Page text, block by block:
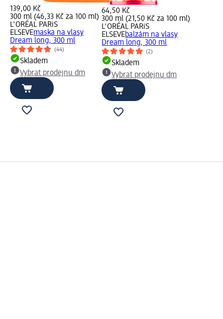
139,00 Kč
300 ml (46,33 Kč za 100 ml)
L'ORÉAL PARiS
ELSEVEmaska na vlasy
Dream long, 300 ml
(44)
Skladem
Vybrat prodejnu dm
64,50 Kč
300 ml (21,50 Kč za 100 ml)
L'ORÉAL PARiS
ELSEVEbalzám na vlasy
Dream long, 300 ml
(2)
Skladem
Vybrat prodejnu dm